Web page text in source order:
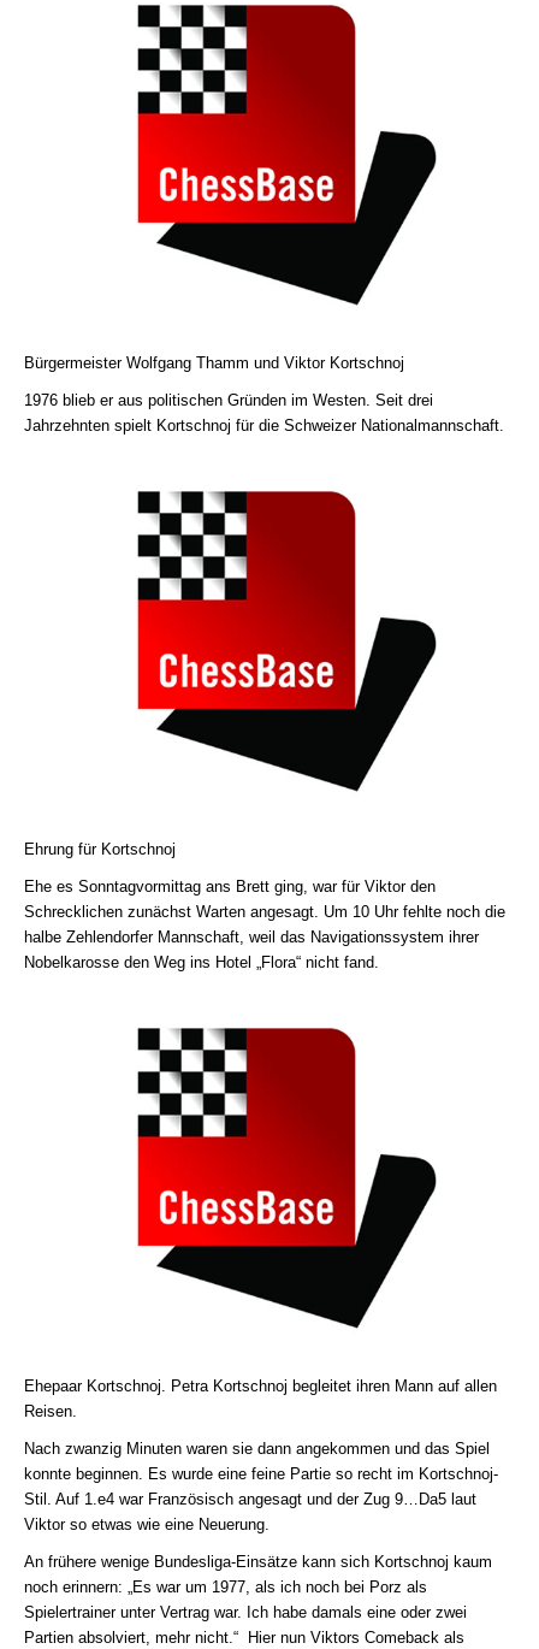
Bürgermeister Wolfgang Thamm und Viktor Kortschnoj
1976 blieb er aus politischen Gründen im Westen. Seit drei
Jahrzehnten spielt Kortschnoj für die Schweizer Nationalmannschaft.
Ehrung für Kortschnoj
Ehe es Sonntagvormittag ans Brett ging, war für Viktor den
Schrecklichen zunächst Warten angesagt. Um 10 Uhr fehlte noch die
halbe Zehlendorfer Mannschaft, weil das Navigationssystem ihrer
Nobelkarosse den Weg ins Hotel „Flora“ nicht fand.
Ehepaar Kortschnoj. Petra Kortschnoj begleitet ihren Mann auf allen
Reisen.
Nach zwanzig Minuten waren sie dann angekommen und das Spiel
konnte beginnen. Es wurde eine feine Partie so recht im Kortschnoj-
Stil. Auf 1.e4 war Französisch angesagt und der Zug 9…Da5 laut
Viktor so etwas wie eine Neuerung.
An frühere wenige Bundesliga-Einsätze kann sich Kortschnoj kaum
noch erinnern: „Es war um 1977, als ich noch bei Porz als
Spielertrainer unter Vertrag war. Ich habe damals eine oder zwei
Partien absolviert, mehr nicht.“ Hier nun Viktors Comeback als